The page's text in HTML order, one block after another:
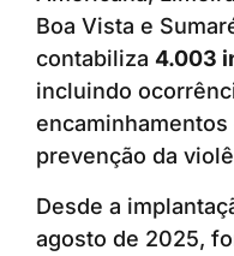
Boa Vista e
contabiliza 4.003
incluindo
prevenção da
Desde a
agosto de 2025,